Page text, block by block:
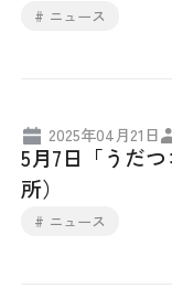
# ニュース
2025年04月21日
5月7日「うだ
所）
# ニュース